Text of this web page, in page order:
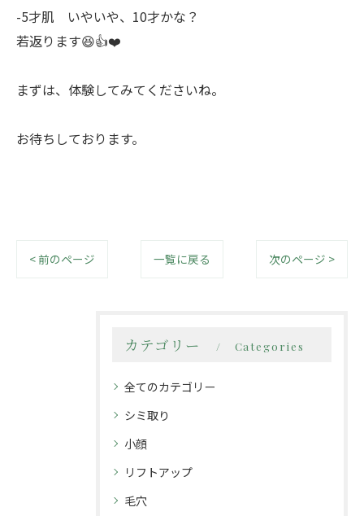
-5才肌 いやいや、10才かな？
若返ります😆👍️❤️
まずは、体験してみてくださいね。
お待ちしております。
< 前のページ 一覧に戻る 次のページ >
カテゴリー Categories
全てのカテゴリー
シミ取り
小顔
リフトアップ
毛穴